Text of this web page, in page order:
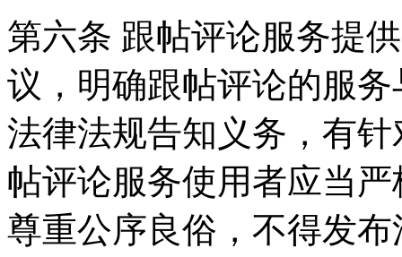
第六条 跟帖评论服务提
议，明确跟帖评论的服
法律法规告知义务，有
帖评论服务使用者应当
尊重公序良俗，不得发